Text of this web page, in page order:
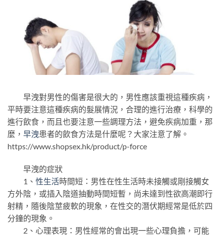
早洩對男性的傷害是很大的，男性應該重視這種疾病，
平時要注意這種疾病的髮展情況，合理的進行治療，科學的
進行飲食，而且也要注意一些調理方法，避免疾病加重，那
麼， 早洩患者的飲食方法是什麼呢？大家注意了解。
https://www.shopsex.hk/product/p-force
早洩的症狀
1、 性生活時間短：男性在性生活時未接觸或剛接觸女
方外陰，或插入陰道抽動時間短暫，尚未達到性欲高潮即行
射精，隨後陰莖疲軟的現象，在性交的潛伏期經常是低於四
分鐘的現象。
2、心理表現：男性經常的會出現一些心理負擔，可能